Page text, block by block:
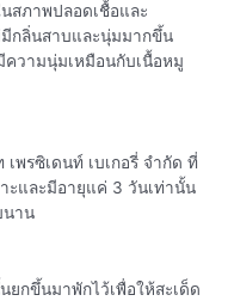
สภาพปลอดเชื้อและ
มีกลิ่นสาบและนุ่มมากขึ้น
วามนุ่มเหมือนกับเนื้อหมู
พรซิเดนท์ เบเกอรี่ จำกัด ที่
ะและมีอายุแค่ 3 วันเท่านั้น
นาน
กขึ้นมาพักไว้เพื่อให้สะเด็ด